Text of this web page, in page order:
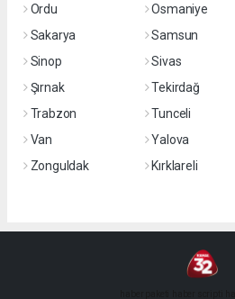
Ordu
Osmaniye
Sakarya
Samsun
Sinop
Sivas
Şırnak
Tekirdağ
Trabzon
Tunceli
Van
Yalova
Zonguldak
Kırklareli